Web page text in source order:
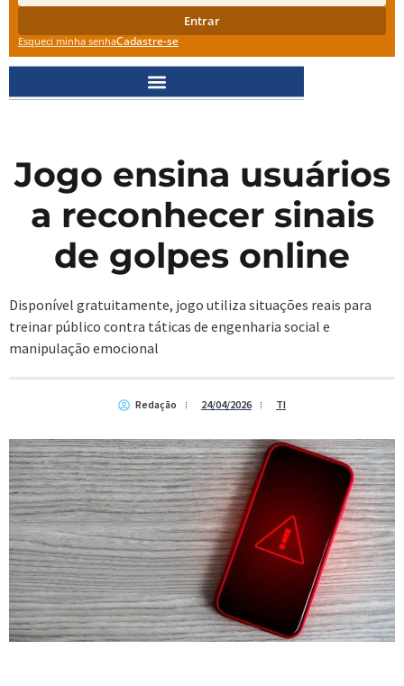
Entrar
Esqueci minha senhaCadastre-se
Jogo ensina usuários
a reconhecer sinais
de golpes online
Disponível gratuitamente, jogo utiliza situações reais para
treinar público contra táticas de engenharia social e
manipulação emocional
Redação 24/04/2026 TI